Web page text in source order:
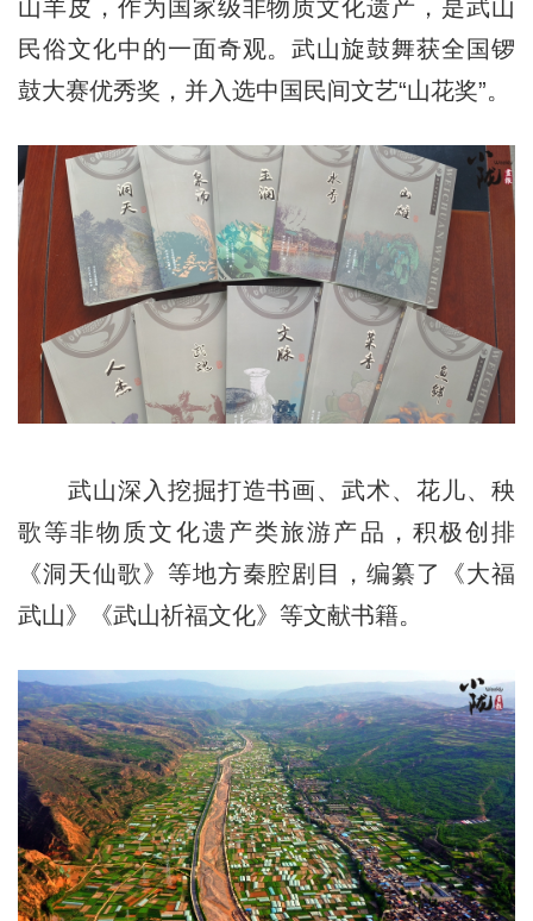
山羊皮，作为国家级非物质文化遗产，是武山
民俗文化中的一面奇观。武山旋鼓舞获全国锣
鼓大赛优秀奖，并入选中国民间文艺“山花奖”。
武山深入挖掘打造书画、武术、花儿、秧
歌等非物质文化遗产类旅游产品，积极创排
《洞天仙歌》等地方秦腔剧目，编纂了《大福
武山》《武山祈福文化》等文献书籍。